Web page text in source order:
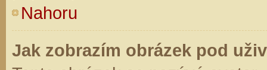
Nahoru
Jak zobrazím obrázek pod